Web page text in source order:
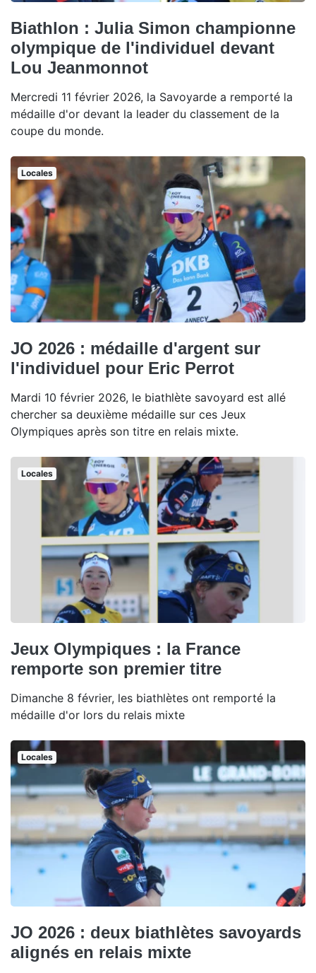
Biathlon : Julia Simon championne
olympique de l'individuel devant
Lou Jeanmonnot
Mercredi 11 février 2026, la Savoyarde a remporté la
médaille d'or devant la leader du classement de la
coupe du monde.
Locales
JO 2026 : médaille d'argent sur
l'individuel pour Eric Perrot
Mardi 10 février 2026, le biathlète savoyard est allé
chercher sa deuxième médaille sur ces Jeux
Olympiques après son titre en relais mixte.
Locales
Jeux Olympiques : la France
remporte son premier titre
Dimanche 8 février, les biathlètes ont remporté la
médaille d'or lors du relais mixte
Locales
JO 2026 : deux biathlètes savoyards
alignés en relais mixte